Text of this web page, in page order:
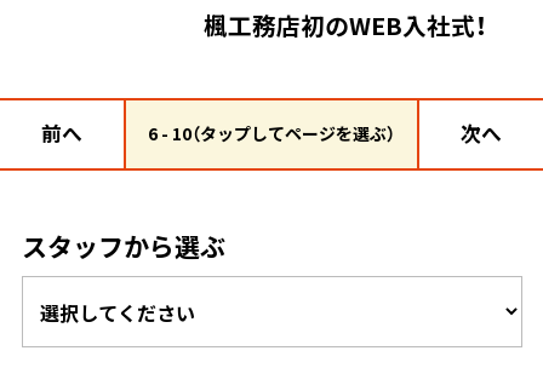
楓工務店初のWEB入社式！
前へ 6 - 10（タップしてページを選ぶ） 次へ
スタッフから選ぶ